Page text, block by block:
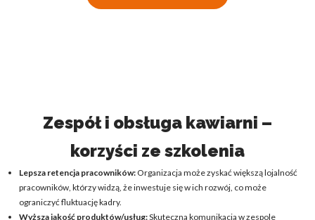
Zespół i obsługa kawiarni –
korzyści ze szkolenia
Lepsza retencja pracowników: Organizacja może zyskać większą lojalność
pracowników, którzy widzą, że inwestuje się w ich rozwój, co może
ograniczyć fluktuację kadry.
Wyższa jakość produktów/usług:Skuteczna komunikacja w zespole